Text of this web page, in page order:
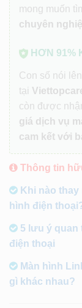
mong muốn
chuyên
HƠN 91%
Con số nói
tại
còn được
giá dịch vụ
cam kết với
Thông tin
Khi nào
hình điện
5 lưu ý quan
điện thoại
Màn hình
gì khác nhau?